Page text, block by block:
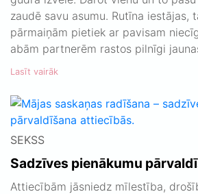
zaudē savu asumu. Rutīna iestājas,
pārmaiņām pietiek ar pavisam
abām partnerēm rastos pilnīgi
Lasīt vairāk
SEKSS
Sadzīves pienākumu
Attiecībām jāsniedz mīlestība,